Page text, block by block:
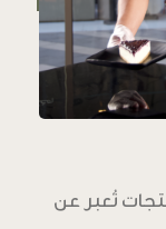
تُعبر عن